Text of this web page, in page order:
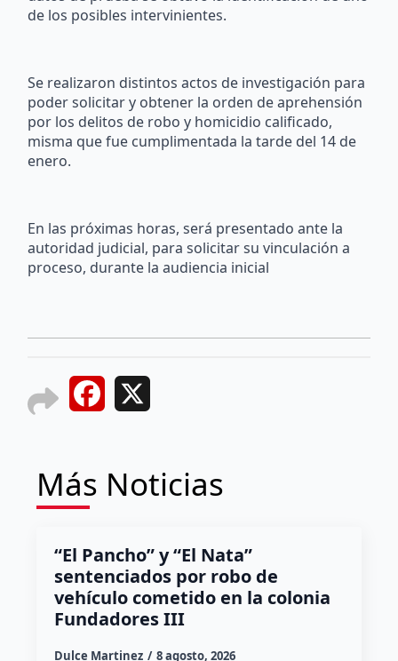
de los posibles intervinientes.
Se realizaron distintos actos de investigación para
poder solicitar y obtener la orden de aprehensión
por los delitos de robo y homicidio calificado,
misma que fue cumplimentada la tarde del 14 de
enero.
En las próximas horas, será presentado ante la
autoridad judicial, para solicitar su vinculación a
proceso, durante la audiencia inicial
Facebook
Más Noticias
“El Pancho” y “El Nata”
sentenciados por robo de
vehículo cometido en la colonia
Fundadores III
Dulce Martinez 8 agosto, 2026